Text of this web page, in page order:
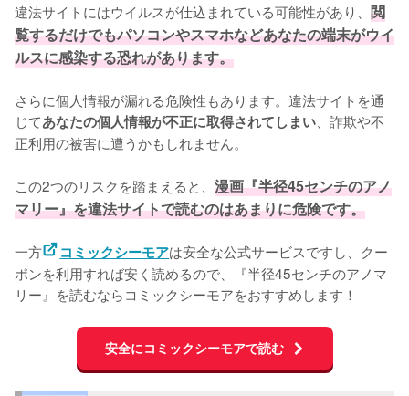
違法サイトにはウイルスが仕込まれている可能性があり、 閲
覧するだけでもパソコンやスマホなどあなたの端末がウイ
ルスに感染する恐れがあります。
さらに個人情報が漏れる危険性もあります。違法サイトを通
じてあなたの個人情報が不正に取得されてしまい 、詐欺や不
正利用の被害に遭うかもしれません。
この2つのリスクを踏まえると、 漫画『半径45センチのアノ
マリー』を違法サイトで読むのはあまりに危険です。
一方 コミックシーモアは安全な公式サービスですし、クー
ポンを利用すれば安く読めるので、『半径45センチのアノマ
リー』を読むならコミックシーモアをおすすめします！
安全にコミックシーモアで読む